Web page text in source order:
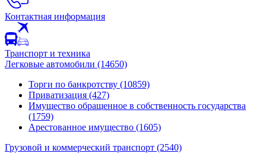
Контактная информация
Транспорт и техника
Легковые автомобили (14650)
Торги по банкротству (10859)
Приватизация (427)
Имущество обращенное в собственность государства
(1759)
Арестованное имущество (1605)
Грузовой и коммерческий транспорт (2540)